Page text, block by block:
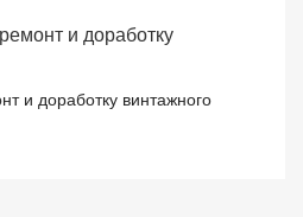
и доработку винтажного